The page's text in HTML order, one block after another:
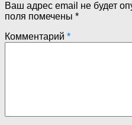
Ваш адрес email не будет
поля помечены *
Комментарий *